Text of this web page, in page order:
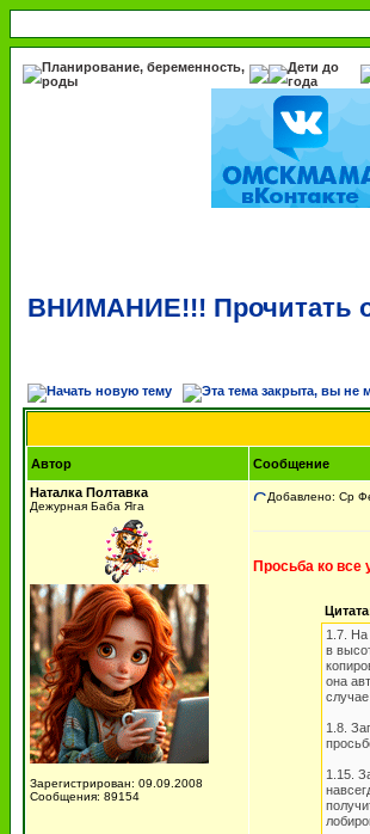
Планирование, беременность,
роды
Дети до
года
ВНИМАНИЕ!!! Прочитать
Автор
Сообщение
Наталка Полтавка
Дежурная Баба Яга
Зарегистрирован: 09.09.2008
Сообщения: 89154
Добавлено: Ср
Просьба ко все
1.7.
в
она
1.8.
1.15.